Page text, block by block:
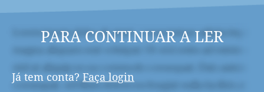
PARA CONTINUAR A LER
Já tem conta? Faça login